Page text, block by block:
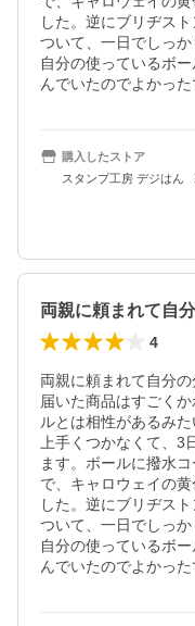
した。逆にブリヂス
ついて、一日でしっか
自分の使っているボ
んでいたのでよかった
購入したストア
スタンプ工房 デジはん
4
両親に頼まれて自分
届いた商品はすごく
ルとは相性があるみ
上手くつかなくて、
ます。ボールに撥水
で、キャロウェイの
した。逆にブリヂス
ついて、一日でしっか
自分の使っているボ
んでいたのでよかった